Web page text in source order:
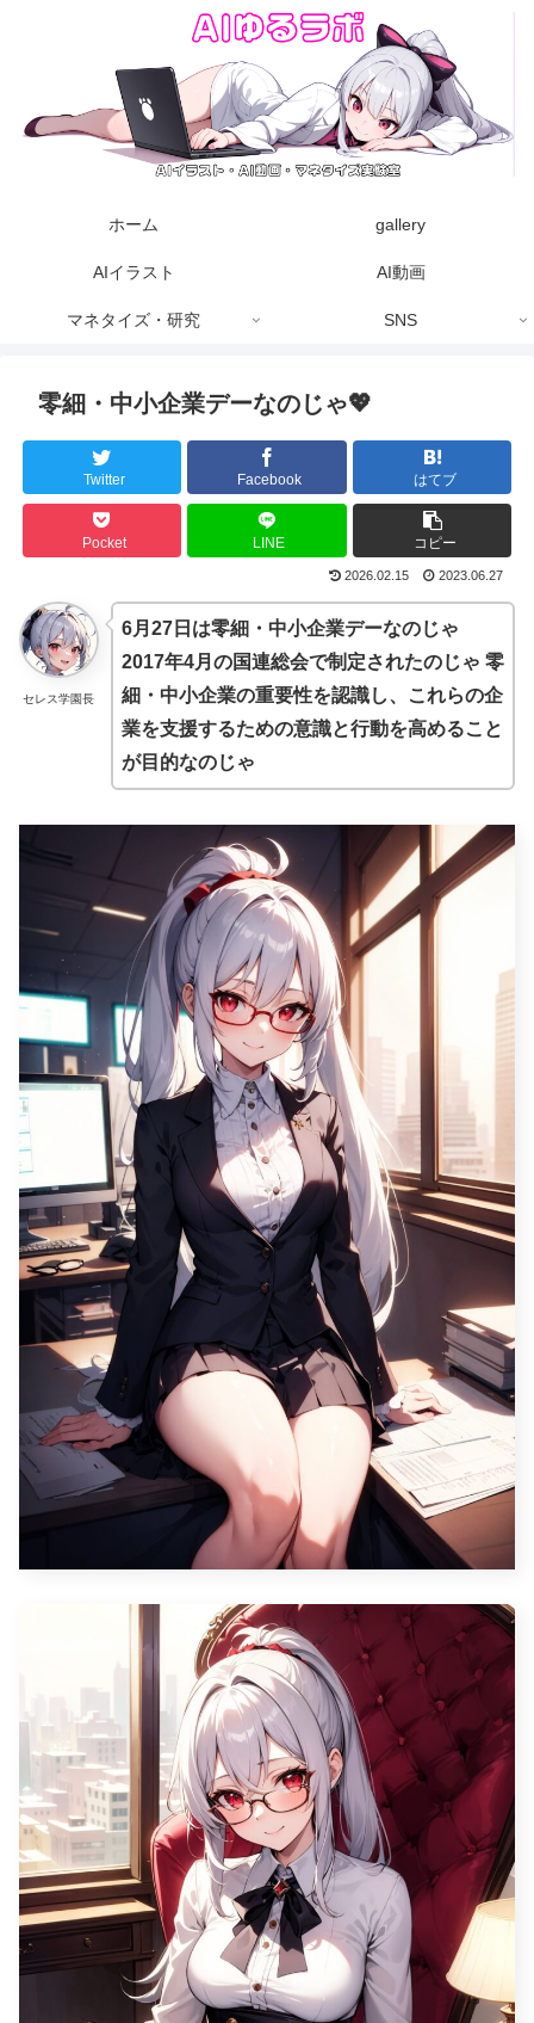
ホーム gallery
AIイラスト AI動画
マネタイズ・研究 SNS
零細・中小企業デーなのじゃ💖
Twitter Facebook はてブ
Pocket LINE コピー
2026.02.15 2023.06.27
セレス学園長
6月27日は零細・中小企業デーなのじゃ
2017年4月の国連総会で制定されたのじゃ 零
細・中小企業の重要性を認識し、これらの企
業を支援するための意識と行動を高めること
が目的なのじゃ